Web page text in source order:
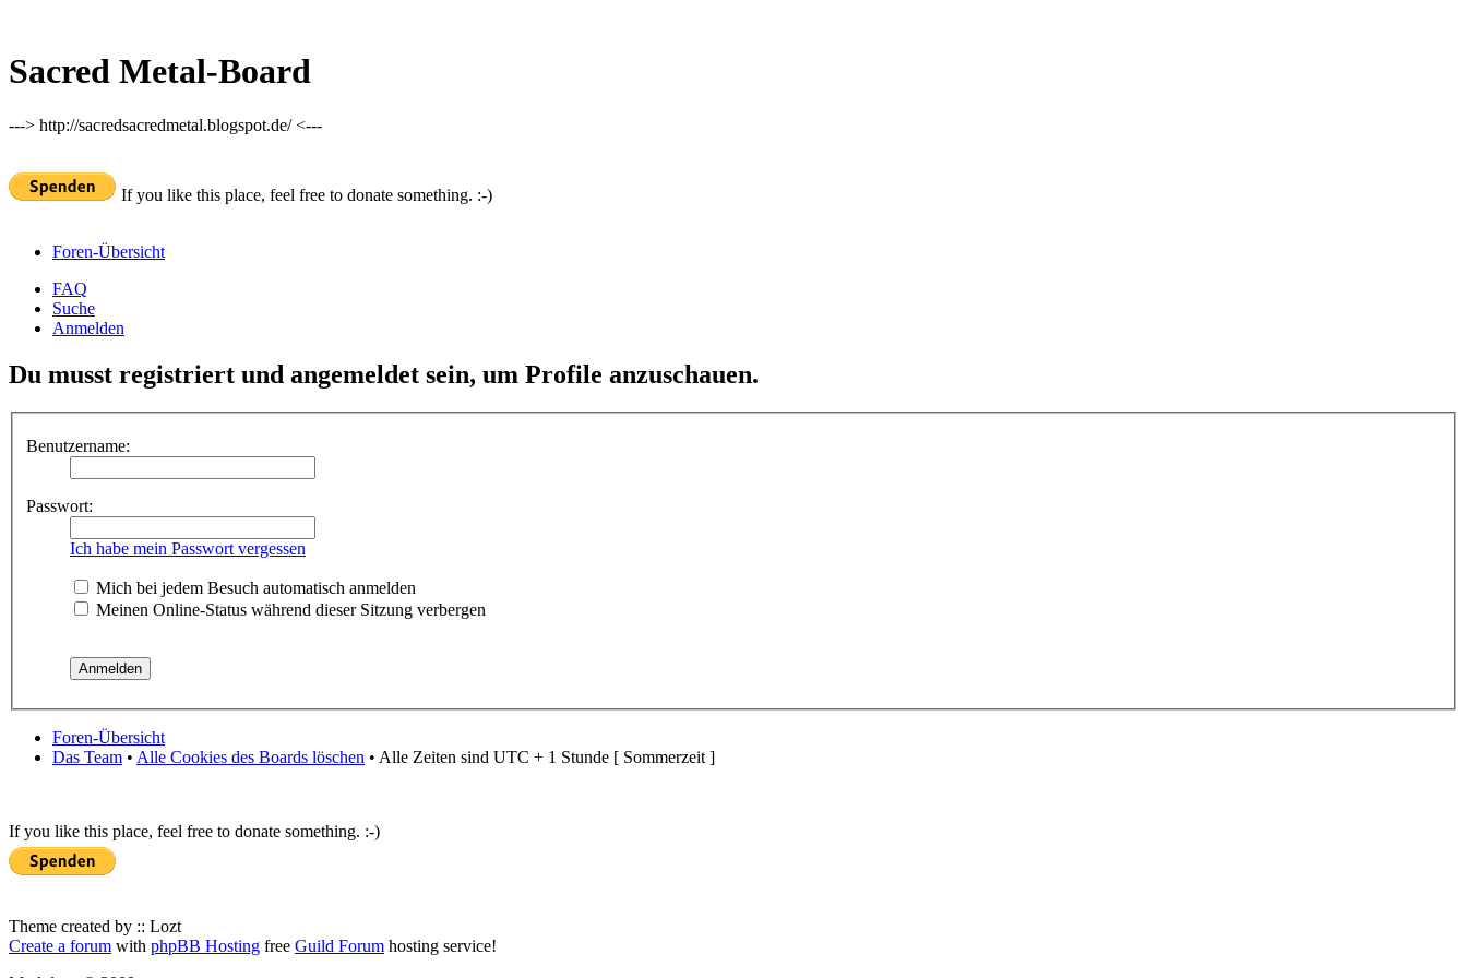
Sacred Metal-Board
---> http://sacredsacredmetal.blogspot.de/ <---
If you like this place, feel free to donate something. :-)
Foren-Übersicht
FAQ
Suche
Anmelden
Du musst registriert und angemeldet sein, um Profile anzuschauen.
Benutzername:
Passwort:
Ich habe mein Passwort vergessen
Mich bei jedem Besuch automatisch anmelden
Meinen Online-Status während dieser Sitzung verbergen
Foren-Übersicht
Das Team • Alle Cookies des Boards löschen • Alle Zeiten sind UTC + 1 Stunde [ Sommerzeit ]
If you like this place, feel free to donate something. :-)
Theme created by :: Lozt
Create a forum with phpBB Hosting free Guild Forum hosting service!